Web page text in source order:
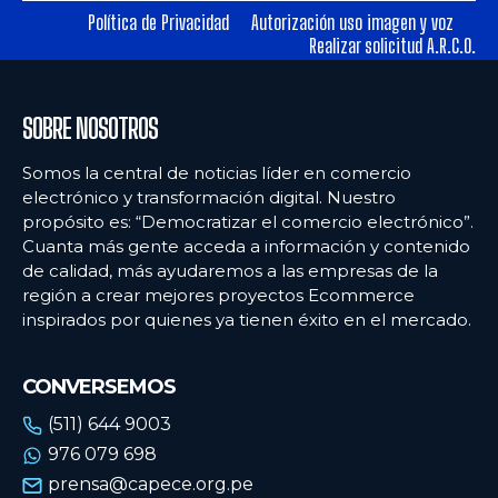
Ecommercenews
ARGENTINA
BOLIVIA
CHILE
COLOMBIA
ECUADOR
URUGUAY
VENEZUELA
Ecommercenews
ARGENTINA
BOLIVIA
CHILE
COLOMBIA
ECUADOR
URUGUAY
VENEZUELA
Política de Privacidad
Autorización uso imagen y voz
Realizar solicitud A.R.C.O.
SOBRE NOSOTROS
Somos la central de noticias líder en comercio
electrónico y transformación digital. Nuestro
propósito es: “Democratizar el comercio electrónico”.
Cuanta más gente acceda a información y contenido
de calidad, más ayudaremos a las empresas de la
región a crear mejores proyectos Ecommerce
inspirados por quienes ya tienen éxito en el mercado.
CONVERSEMOS
(511) 644 9003
976 079 698
prensa@capece.org.pe